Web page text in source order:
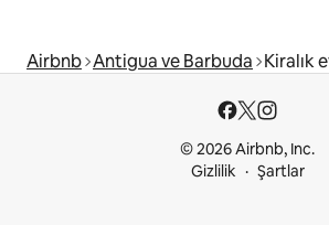
Airbnb Antigua ve Barbuda Kiralık
© 2026 Airbnb, Inc.
Gizlilik
Şartlar